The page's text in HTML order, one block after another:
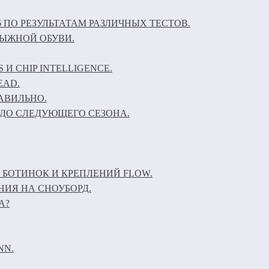
ПО РЕЗУЛЬТАТАМ РАЗЛИЧНЫХ ТЕСТОВ.
ОБУВИ.
CHIP INTELLIGENCE.
СЛЕДУЮЩЕГО СЕЗОНА.
И КРЕПЛЕНИЙ FLOW.
НА СНОУБОРД.